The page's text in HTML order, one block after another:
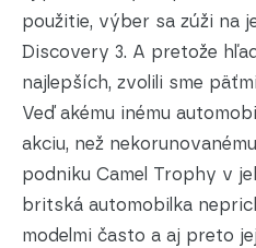
použitie, výber sa zúži na
Discovery 3. A pretože
najlepších, zvolili sme
Veď akému inému
akciu, než
podniku Camel Trophy v
britská automobilka
modelmi často a aj preto